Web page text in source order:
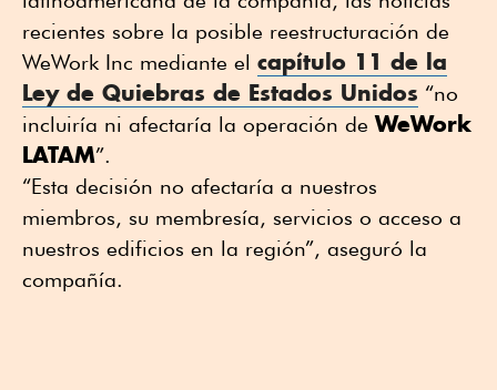
recientes sobre la posible reestructuración de
WeWork Inc mediante el capítulo 11 de la
Ley de Quiebras de Estados Unidos “no
incluiría ni afectaría la operación deWeWork
LATAM”.
“Esta decisión no afectaría a nuestros
miembros, su membresía, servicios o acceso a
nuestros edificios en la región”, aseguró la
compañía.